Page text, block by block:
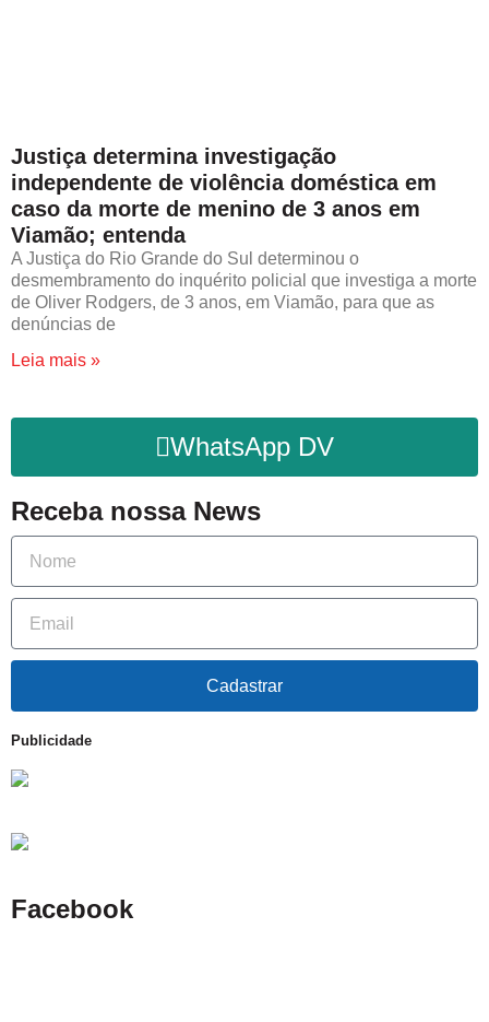
Justiça determina investigação
independente de violência doméstica em
caso da morte de menino de 3 anos em
Viamão; entenda
A Justiça do Rio Grande do Sul determinou o
desmembramento do inquérito policial que investiga a morte
de Oliver Rodgers, de 3 anos, em Viamão, para que as
denúncias de
Leia mais »
WhatsApp DV
Receba nossa News
Cadastrar
Publicidade
Facebook